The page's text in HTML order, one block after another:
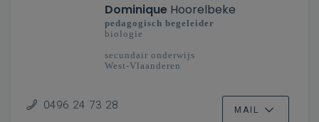
Dominique Hoorelbeke
pedagogisch begeleider
biologie
secundair onderwijs
West-Vlaanderen
0496 24 73 28 MAIL